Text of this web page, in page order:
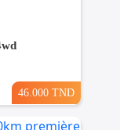
46.000 TND